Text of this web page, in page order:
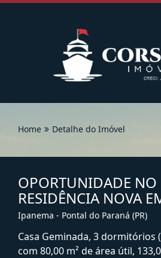
Home Detalhe do Imóvel
OPORTUNIDADE NO
RESIDÊNCIA NOVA
Ipanema - Pontal do Paraná (PR)
Casa Geminada, 3 dormitórios
com 80,00 m² de área útil,